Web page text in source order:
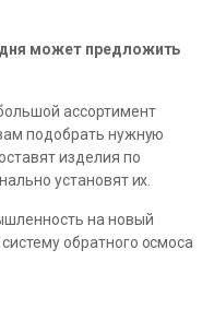
может предложить
ассортимент
подобрать нужную
изделия по
установят их.
на новый
обратного осмоса